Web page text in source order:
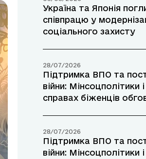
Україна та Японія
співпрацю у
соціального захисту
28/07/2026
Підтримка ВПО та
війни: Мінсоцполітики
справах біженців
28/07/2026
Підтримка ВПО та
війни: Мінсоцполітики